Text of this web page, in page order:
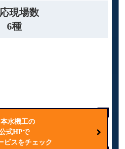
現場数
6種
本水機工の
式HPで
ビスをチェック